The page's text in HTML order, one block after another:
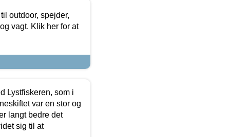
outdoor, spejder,
vagt. Klik her for at
Lystfiskeren, som i
var en stor og
langt bedre det
sig til at